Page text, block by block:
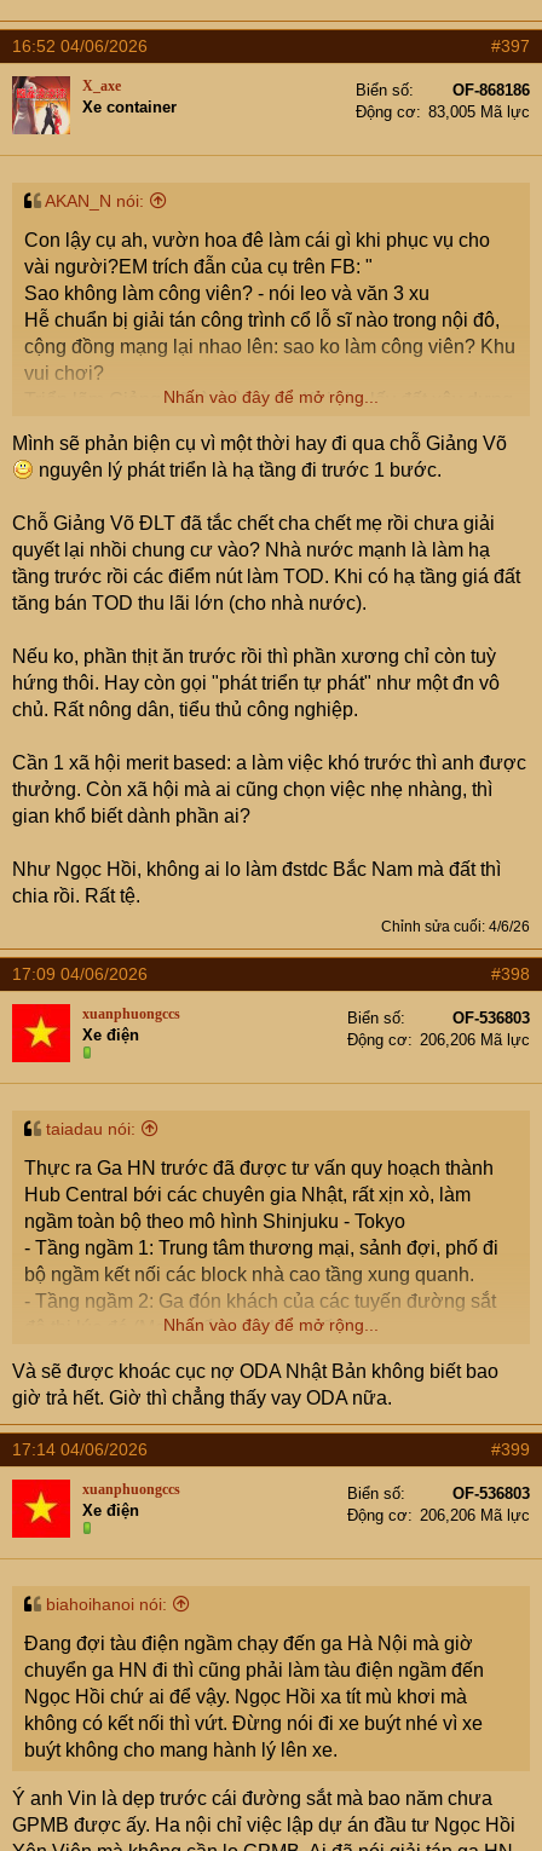
16:52 04/06/2026 #397
X_axe
Xe container
Biển số
OF-868186
Động cơ
83,005 Mã lực
AKAN_N nói:
Con lậy cụ ah, vườn hoa đê làm cái gì khi phục vụ cho
vài người?EM trích đẫn của cụ trên FB: "
Sao không làm công viên? - nói leo và văn 3 xu
Hễ chuẩn bị giải tán công trình cổ lỗ sĩ nào trong nội đô,
cộng đồng mạng lại nhao lên: sao ko làm công viên? Khu
vui chơi?
Triển lãm Giảng Võ là một ví dụ. Khi Vin lấy đất xây dựng
Nhưng Đào Hoa Đảo Chủ tin rằng, có cả vạn ông phản
đối đã từng kéo sang Triển lãm Quốc gia hình con rùa ở
Nếu ko cho DN xây nhà bán thì làm gì có cái trung tâm
triển lãm quốc gia tầm quốc tế như vậy?
Khu Cao Xà Lá buộc phải giải tán, vì vị trí ko phù hợp.
Cả triệu ông lại ồ lên "sao ko xây công viên?".
triệu ông mõm mạng chạy đến công viên Cao Xà Lá chơi
tí rồi về à? Ko biết các ông đã đến Thủ Lệ, Bách Thảo, Lê
Nin, Cầu Giấy, Yên Sở... lần nào chưa? Viết đến đây tôi
chơi công viên nội khu chỗ mình ở thôi. Giờ hẹn gái vào
nhà nghỉ, méo ai ra công viên làm gì cho muỗi đốt.
Ga Hà Nội cũng nên như vậy.
lại 19 ha đủ làm 20 tòa nhà khổng lồ. Thậm chí nên làm
100 tầng. Ddeos mẹ, đẹp thôi rồi.
Chúng nó lại kêu gào làm công viên. Ngv *** thể tả dc.
Ngay đấy có công viên Lê Nin, Ba Mẫu, Thiền Quang,
chúng nó có vào bao giờ đâu.
Trong khi, những dự án kiểu này, tiền nộp vào ngân sách
phải đến cả chục ngàn tỉ đồng, đủ mở con đường, làm dc
nhiều công trình quy mô phục vụ chính cho đám chửi bới
Lúc nào cũng làm công viên, trong khi tiền méo đâu ra mà
này chỉ phục vụ mấy tay có nhà ở gần đó vào chim chuột,
đái bậy mà thôi.
Mẹ, suốt ngày đọc cmt ba xu mệt mỏi quá, hỡi anh em
tinh hoa
"
Nhấn vào đây để mở rộng...
Mình sẽ phản biện cụ vì một thời hay đi qua chỗ Giảng Võ
nguyên lý phát triển là hạ tầng đi trước 1 bước.
Chỗ Giảng Võ ĐLT đã tắc chết cha chết mẹ rồi chưa giải
quyết lại nhồi chung cư vào? Nhà nước mạnh là làm hạ
tầng trước rồi các điểm nút làm TOD. Khi có hạ tầng giá đất
tăng bán TOD thu lãi lớn (cho nhà nước).
Nếu ko, phần thịt ăn trước rồi thì phần xương chỉ còn tuỳ
hứng thôi. Hay còn gọi "phát triển tự phát" như một đn vô
chủ. Rất nông dân, tiểu thủ công nghiệp.
Cần 1 xã hội merit based: a làm việc khó trước thì anh được
thưởng. Còn xã hội mà ai cũng chọn việc nhẹ nhàng, thì
gian khổ biết dành phần ai?
Như Ngọc Hồi, không ai lo làm đstdc Bắc Nam mà đất thì
chia rồi. Rất tệ.
Chỉnh sửa cuối: 4/6/26
17:09 04/06/2026 #398
xuanphuongccs
Xe điện
Biển số
OF-536803
Động cơ
206,206 Mã lực
taiadau nói:
Thực ra Ga HN trước đã được tư vấn quy hoạch thành
Hub Central bới các chuyên gia Nhật, rất xịn xò, làm
ngầm toàn bộ theo mô hình Shinjuku - Tokyo
- Tầng ngầm 1: Trung tâm thương mại, sảnh đợi, phố đi
bộ ngầm kết nối các block nhà cao tầng xung quanh.
- Tầng ngầm 2: Ga đón khách của các tuyến đường sắt
đô thị lúc đó (Metro số 1 và Metro số 3).
chạy ngầm xuyên tâm (nếu có)
Sau đó các bác nhà mình chùn bước hêt vì lý do giao
thông, thực ra nêu thời đó dám làm qh mạnh mẽ thì vô tư,
tiếc là lúc đó vấn đề quy hoạch tái thiết ko mạnh mẽ như
bây giờ, nếu ko ta đã có 1 Hub xịn xò ở Trung tâm Hà Nội
View attachment 9613702
Nhấn vào đây để mở rộng...
Và sẽ được khoác cục nợ ODA Nhật Bản không biết bao
giờ trả hết. Giờ thì chẳng thấy vay ODA nữa.
17:14 04/06/2026 #399
xuanphuongccs
Xe điện
Biển số
OF-536803
Động cơ
206,206 Mã lực
biahoihanoi nói:
Đang đợi tàu điện ngầm chạy đến ga Hà Nội mà giờ
chuyển ga HN đi thì cũng phải làm tàu điện ngầm đến
Ngọc Hồi chứ ai để vậy. Ngọc Hồi xa tít mù khơi mà
không có kết nối thì vứt. Đừng nói đi xe buýt nhé vì xe
buýt không cho mang hành lý lên xe.
Ý anh Vin là dẹp trước cái đường sắt mà bao năm chưa
GPMB được ấy. Ha nội chỉ việc lập dự án đầu tư Ngọc Hồi